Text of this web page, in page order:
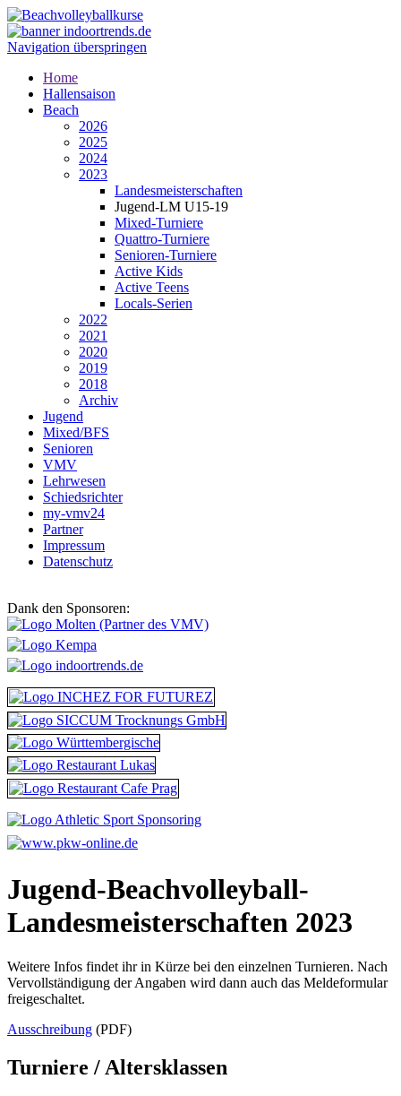
Navigation überspringen
Home
Hallensaison
Beach
2026
2025
2024
2023
Landesmeisterschaften
Jugend-LM U15-19
Mixed-Turniere
Quattro-Turniere
Senioren-Turniere
Active Kids
Active Teens
Locals-Serien
2022
2021
2020
2019
2018
Archiv
Jugend
Mixed/BFS
Senioren
VMV
Lehrwesen
Schiedsrichter
my-vmv24
Partner
Impressum
Datenschutz
Dank den Sponsoren:
Jugend-Beachvolleyball-
Landesmeisterschaften 2023
Weitere Infos findet ihr in Kürze bei den einzelnen Turnieren. Nach
Vervollständigung der Angaben wird dann auch das Meldeformular
freigeschaltet.
Ausschreibung (PDF)
Turniere / Altersklassen